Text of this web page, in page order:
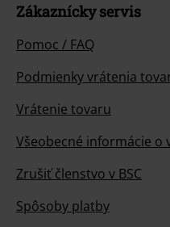
Zákaznícky servis
Pomoc / FAQ
Podmienky vrátenia
Vrátenie tovaru
Všeobecné informácie o
Zrušiť členstvo v BSC
Spôsoby platby